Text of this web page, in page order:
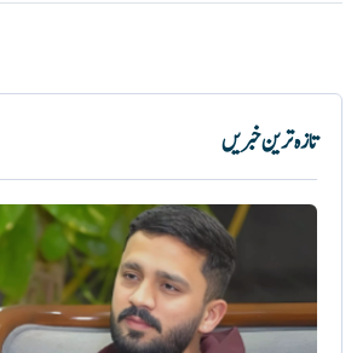
تازہ ترین خبریں